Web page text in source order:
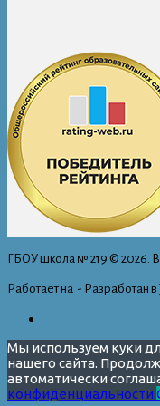
ГБОУ школа № 219 © 2026.
Работает на - Разработан в
Мы используем куки
нашего сайта.
автоматически
конфиденциальности.